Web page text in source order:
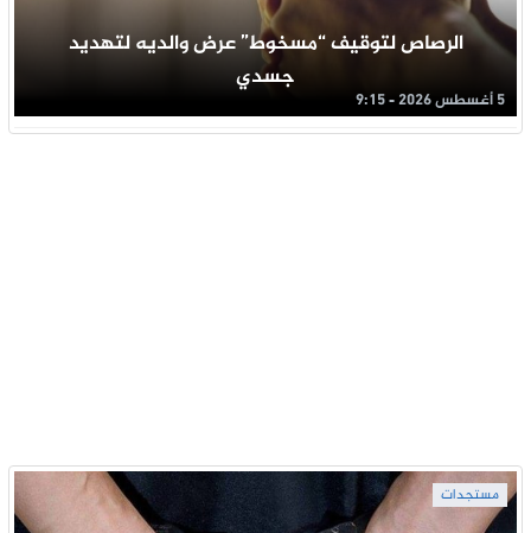
الرصاص لتوقيف “مسخوط” عرض والديه لتهديد
جسدي
5 أغسطس 2026 - 9:15
مستجدات